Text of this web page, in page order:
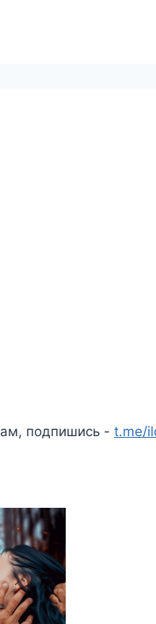
подпишись - t.me/